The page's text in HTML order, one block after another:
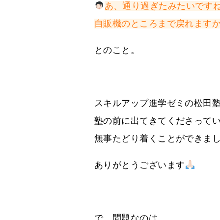
あ、通り過ぎたみたいです
自販機のところまで戻れます
とのこと。
スキルアップ進学ゼミの松田
塾の前に出てきてくださって
無事たどり着くことができまし
ありがとうございます